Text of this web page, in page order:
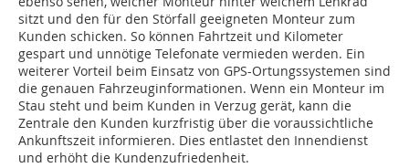
sitzt und den für den Störfall geeigneten Monteur zum
Kunden schicken. So können Fahrtzeit und Kilometer
gespart und unnötige Telefonate vermieden werden. Ein
weiterer Vorteil beim Einsatz von GPS-Ortungssystemen sind
die genauen Fahrzeuginformationen. Wenn ein Monteur im
Stau steht und beim Kunden in Verzug gerät, kann die
Zentrale den Kunden kurzfristig über die voraussichtliche
Ankunftszeit informieren. Dies entlastet den Innendienst
und erhöht die Kundenzufriedenheit.